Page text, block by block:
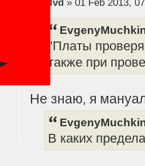
"Платы
также при
Не знаю, я
В каких